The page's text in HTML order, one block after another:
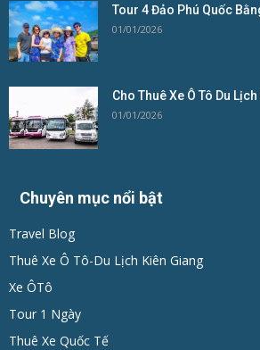
Tour 4 Đảo Phú Quốc
01/01/2026
Cho Thuê Xe Ô Tô Du
01/01/2026
Chuyên mục nổi bật
Travel Blog
Thuê Xe Ô Tô-Du Lịch Kiên Giang
Xe ÔTô
Tour 1 Ngày
Thuê Xe Quốc Tế